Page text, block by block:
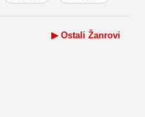
▶ Ostali Žanrovi